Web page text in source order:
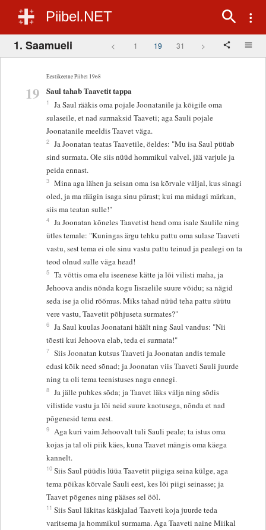
Piibel.NET
1. Saamueli < 1 19 31 >
Eestikeelne Piibel 1968
19 Saul tahab Taavetit tappa
1
Ja Saul rääkis oma pojale Joonatanile ja kõigile oma
sulaseile, et nad surmaksid Taaveti; aga Sauli pojale
Joonatanile meeldis Taavet väga.
2 Ja Joonatan teatas Taavetile, öeldes: "Mu isa Saul püüab
sind surmata. Ole siis nüüd hommikul valvel, jää varjule ja
peida ennast.
3 Mina aga lähen ja seisan oma isa kõrvale väljal, kus sinagi
oled, ja ma räägin isaga sinu pärast; kui ma midagi märkan,
siis ma teatan sulle!"
4 Ja Joonatan kõneles Taavetist head oma isale Saulile ning
ütles temale: "Kuningas ärgu tehku pattu oma sulase Taaveti
vastu, sest tema ei ole sinu vastu pattu teinud ja pealegi on ta
teod olnud sulle väga head!
5 Ta võttis oma elu iseenese kätte ja lõi vilisti maha, ja
Jehoova andis nõnda kogu Iisraelile suure võidu; sa nägid
seda ise ja olid rõõmus. Miks tahad nüüd teha pattu süütu
vere vastu, Taavetit põhjuseta surmates?"
6 Ja Saul kuulas Joonatani häält ning Saul vandus: "Nii
tõesti kui Jehoova elab, teda ei surmata!"
7 Siis Joonatan kutsus Taaveti ja Joonatan andis temale
edasi kõik need sõnad; ja Joonatan viis Taaveti Sauli juurde
ning ta oli tema teenistuses nagu ennegi.
8 Ja jälle puhkes sõda; ja Taavet läks välja ning sõdis
vilistide vastu ja lõi neid suure kaotusega, nõnda et nad
põgenesid tema eest.
9 Aga kuri vaim Jehoovalt tuli Sauli peale; ta istus oma
kojas ja tal oli piik käes, kuna Taavet mängis oma käega
kannelt.
10 Siis Saul püüdis lüüa Taavetit piigiga seina külge, aga
tema põikas kõrvale Sauli eest, kes lõi piigi seinasse; ja
Taavet põgenes ning pääses sel ööl.
11 Siis Saul läkitas käskjalad Taaveti koja juurde teda
varitsema ja hommikul surmama. Aga Taaveti naine Miikal